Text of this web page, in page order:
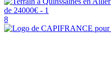
8